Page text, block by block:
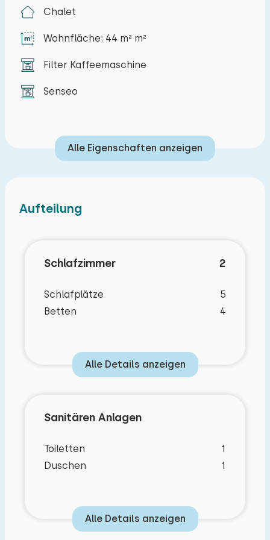
berechnet):
Bestimmter Lage
Chalet
Wohnfläche: 44 m² m²
Filter Kaffeemaschine
Senseo
Alle Eigenschaften anzeigen
Aufteilung
Schlafzimmer 2
Schlafplätze
5
Betten
4
Alle Details anzeigen
Sanitären Anlagen
Toiletten
1
Duschen
1
Alle Details anzeigen